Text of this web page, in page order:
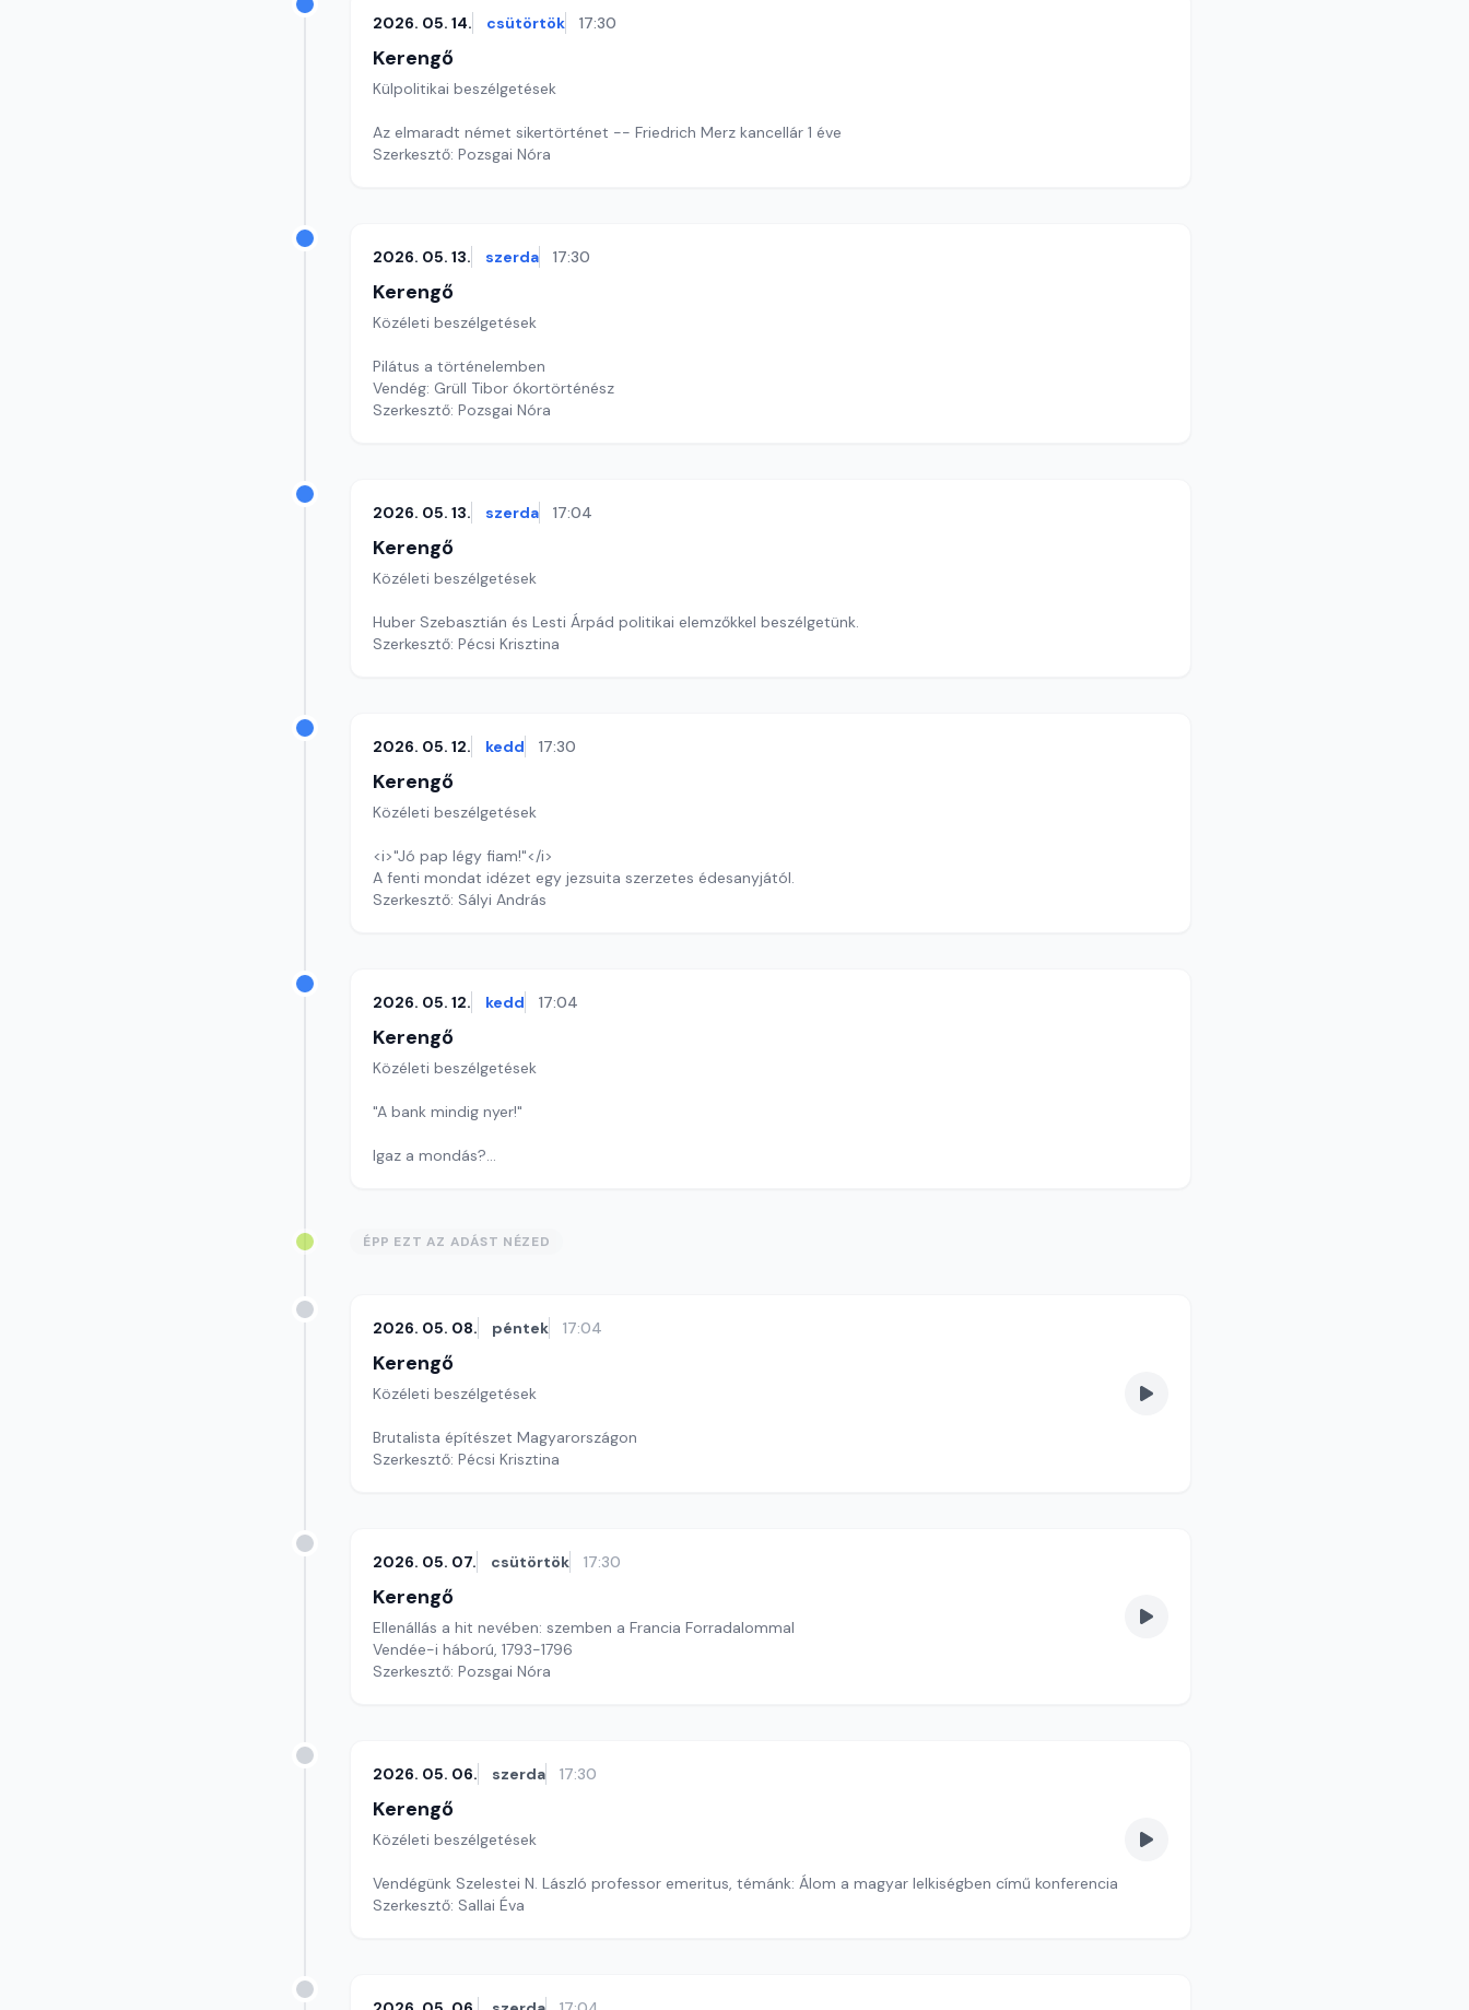
2026. 05. 14. csütörtök 17:30
Kerengő
Külpolitikai beszélgetések
Az elmaradt német sikertörténet -- Friedrich Merz kancellár 1 éve
Szerkesztő: Pozsgai Nóra
2026. 05. 13. szerda 17:30
Kerengő
Közéleti beszélgetések
Pilátus a történelemben
Vendég: Grüll Tibor ókortörténész
Szerkesztő: Pozsgai Nóra
2026. 05. 13. szerda 17:04
Kerengő
Közéleti beszélgetések
Huber Szebasztián és Lesti Árpád politikai elemzőkkel beszélgetünk.
Szerkesztő: Pécsi Krisztina
2026. 05. 12. kedd 17:30
Kerengő
Közéleti beszélgetések
<i>"Jó pap légy fiam!"</i>
A fenti mondat idézet egy jezsuita szerzetes édesanyjától.
Szerkesztő: Sályi András
2026. 05. 12. kedd 17:04
Kerengő
Közéleti beszélgetések
"A bank mindig nyer!"
Igaz a mondás?
ÉPP EZT AZ ADÁST NÉZED
2026. 05. 08. péntek 17:04
Kerengő
Közéleti beszélgetések
Brutalista építészet Magyarországon
Szerkesztő: Pécsi Krisztina
2026. 05. 07. csütörtök 17:30
Kerengő
Ellenállás a hit nevében: szemben a Francia Forradalommal
Vendée-i háború, 1793-1796
Szerkesztő: Pozsgai Nóra
2026. 05. 06. szerda 17:30
Kerengő
Közéleti beszélgetések
Vendégünk Szelestei N. László professor emeritus, témánk: Álom a magyar lelkiségben című konferencia
Szerkesztő: Sallai Éva